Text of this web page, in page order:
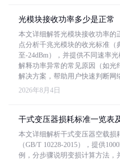
光模块接收功率多少是正常
本文详细解答光模块接收功率的
点分析千兆光模块的收光标准（
至-24dBm），并提供不同速率
解释功率异常的常见原因（如光
解决方案，帮助用户快速判断网
2026年8月4日
干式变压器损耗标准一览表
本文详细解析干式变压器空载损
（GB/T 10228-2015），提供
例，分步骤说明变损计算方法，